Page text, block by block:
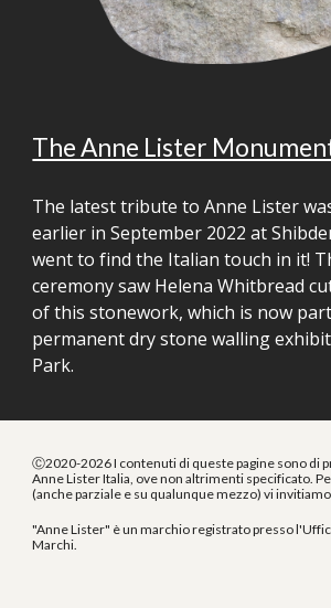
The Anne Lister
The latest tribute to Anne Lister
earlier in September 2022 at
went to find the Italian touch in it!
ceremony saw Helena Whitbread
of this stonework, which is now
permanent dry stone walling
Park.
Ⓒ2020-2026 I contenuti di queste pagine sono di
Anne Lister Italia, ove non altrimenti specificato.
(anche parziale e su qualunque mezzo) vi
"Anne Lister" è un marchio registrato presso
Marchi.